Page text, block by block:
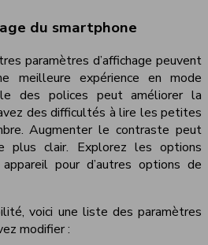
du smartphone
paramètres d’affichage peuvent
meilleure expérience en mode
des polices peut améliorer la
des difficultés à lire les petites
Augmenter le contraste peut
clair. Explorez les options
pour d’autres options de
voici une liste des paramètres
modifier :